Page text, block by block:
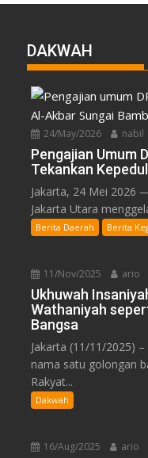
DAKWAH
24/May/2026 nabil
Pengajian Umum
Tekankan
Jakarta, 24 Mei 2026
Jakarta Utara
Berita Daerah Berita
11/Nov/2025 ario
Ukhuwah
Wathaniyah
Bangsa
Jakarta (11/11/2025)
nama satu golongan
Rakyat...
Dakwah
16/Aug/2025 ario